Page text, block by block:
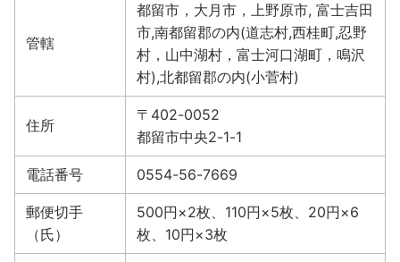
管轄
都留市，大月市，上野原市, 富士吉田
市,南都留郡の内(道志村,西桂町,忍野
村，山中湖村，富士河口湖町，鳴沢
村),北都留郡の内(小菅村)
住所
〒402-0052
都留市中央2-1-1
電話番号 0554-56-7669
郵便切手
（氏）
500円×2枚、110円×5枚、20円×6
枚、10円×3枚